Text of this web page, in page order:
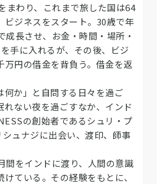
まわり、これまで旅した国は64
ビジネスをスタート。30歳で年
成長させ、お金・時間・場所・
手に入れるが、その後、ビジ
万円の借金を背負う。借金を返
何か」と自問する日々を過ご
れない夜を過ごすなか、インド
の創始者であるシュリ・プ
ュナジに出会い、渡印、師事
間をインドに渡り、人間の意識
ている。その経験をもとに、